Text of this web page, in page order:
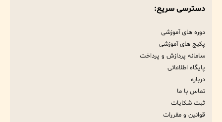
دسترسی سریع:
دوره های آموزشی
پکیج های آموزشی
سامانه پردازش و پرداخت
پایگاه اطلاعاتی
درباره
تماس با ما
ثبت شکایات
قوانین و مقررات